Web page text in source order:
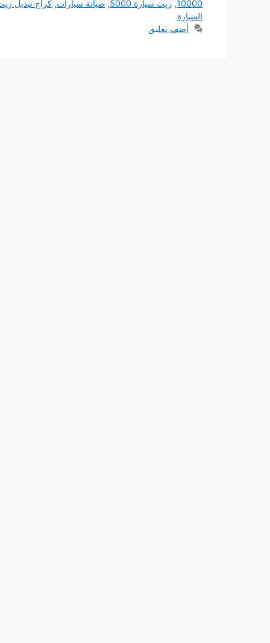
10000
, زيت سيارة 5000 , صيانة سيارات, كراج تبديل
السيارة
أضف تعليق